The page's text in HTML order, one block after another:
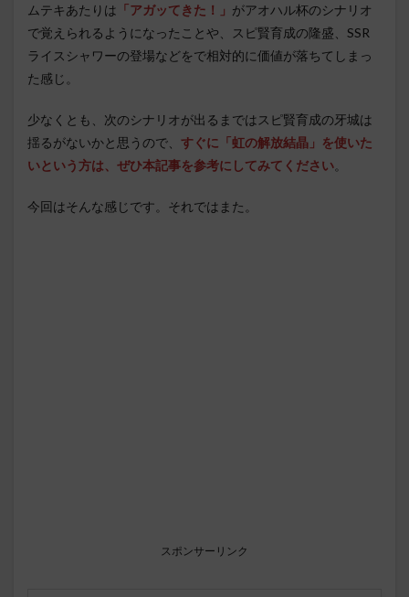
ムテキあたりは 「アガッてきた！」 がアオハル杯のシナリオ
で覚えられるようになったことや、スピ賢育成の隆盛、SSR
ライスシャワーの登場などをで相対的に価値が落ちてしまっ
た感じ。
少なくとも、次のシナリオが出るまではスピ賢育成の牙城は
揺るがないかと思うので、 すぐに「虹の解放結晶」を使いた
いという方は、ぜひ本記事を参考にしてみてください。
今回はそんな感じです。それではまた。
スポンサーリンク